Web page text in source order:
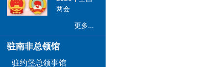
两会
更多...
驻南非总领馆
驻约堡总领事馆